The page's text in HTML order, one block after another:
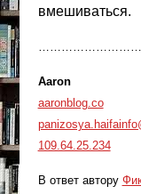
вмешиваться.
Aaron
aaronblog.co
109.64.25.234
В ответ автору